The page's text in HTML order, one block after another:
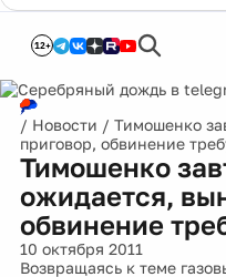
12+
/ Новости / Тимошенко
приговор, обвинение
Тимошенко
ожидается,
обвинение
10 октября 2011
Возвращаясь к теме